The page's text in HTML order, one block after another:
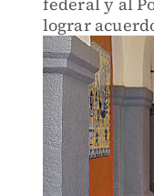
lograr
certidumbre